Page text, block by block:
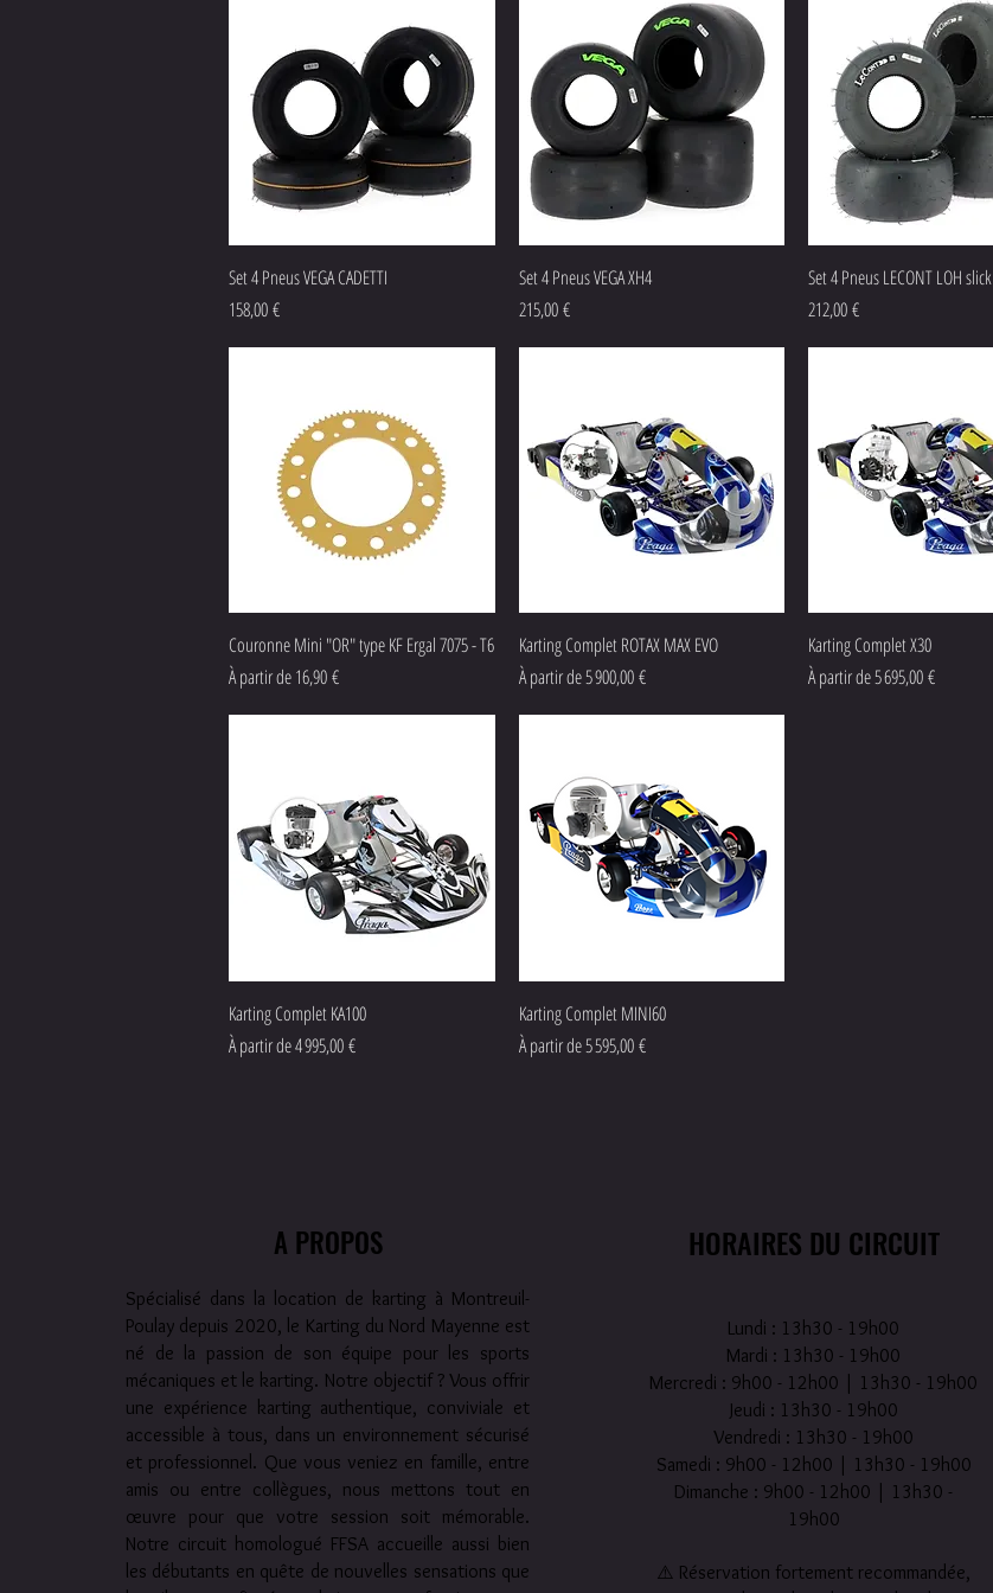
Aperçu rapide
Set 4 Pneus VEGA CADETTI
Prix
158,00 €
Aperçu rapide
Set 4 Pneus VEGA XH4
Prix
215,00 €
Aperçu rapide
Set 4 Pneus LECONT LOH slick
Prix
212,00 €
Aperçu rapide
Couronne Mini "OR" type KF Ergal 7075 - T6
À partir de16,90 €
Prix promotionnel
Aperçu rapide
Karting Complet ROTAX MAX EVO
À partir de5 900,00 €
Prix promotionnel
Aperçu rapide
Karting Complet X30
À partir de5 695,00 €
Prix promotionnel
Aperçu rapide
Karting Complet KA100
À partir de4 995,00 €
Prix promotionnel
Aperçu rapide
Karting Complet MINI60
À partir de5 595,00 €
Prix promotionnel
A PROPOS
Spécialisé dans la location de karting à Montreuil-
Poulay depuis 2020, le Karting du Nord Mayenne est
né de la passion de son équipe pour les sports
mécaniques et le karting. Notre objectif ? Vous offrir
une expérience karting authentique, conviviale et
accessible à tous, dans un environnement sécurisé
et professionnel. Que vous veniez en famille, entre
amis ou entre collègues, nous mettons tout en
œuvre pour que votre session soit mémorable.
Notre circuit homologué FFSA accueille aussi bien
les débutants en quête de nouvelles sensations que
HORAIRES DU CIRCUIT
Lundi : 13h30 - 19h00
Mardi : 13h30 - 19h00
Mercredi : 9h00 - 12h00 | 13h30 - 19h00
Jeudi : 13h30 - 19h00
Vendredi : 13h30 - 19h00
Samedi : 9h00 - 12h00 | 13h30 - 19h00
Dimanche : 9h00 - 12h00 | 13h30 -
19h00
⚠️ Réservation fortement recommandée,